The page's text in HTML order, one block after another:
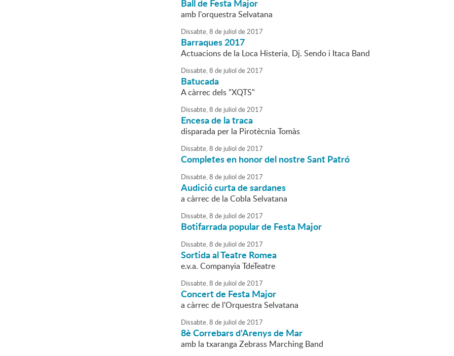
Ball de Festa Major
amb l'orquestra Selvatana
Dissabte,8 de juliol de2017
Barraques 2017
Actuacions de la Loca Histeria, Dj. Sendo i Itaca Band
Dissabte,8 de juliol de2017
Batucada
A càrrec dels "XQTS"
Dissabte,8 de juliol de2017
Encesa de la traca
disparada per la Pirotècnia Tomàs
Dissabte,8 de juliol de2017
Completes en honor del nostre Sant Patró
Dissabte,8 de juliol de2017
Audició curta de sardanes
a càrrec de la Cobla Selvatana
Dissabte,8 de juliol de2017
Botifarrada popular de Festa Major
Dissabte,8 de juliol de2017
Sortida al Teatre Romea
e.v.a. Companyia TdeTeatre
Dissabte,8 de juliol de2017
Concert de Festa Major
a càrrec de l'Orquestra Selvatana
Dissabte,8 de juliol de2017
8è Correbars d'Arenys de Mar
amb la txaranga Zebrass Marching Band